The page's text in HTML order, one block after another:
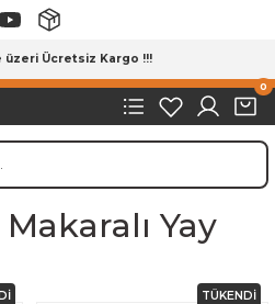
üzeri Ücretsiz Kargo !!!
0
Yay
TÜKENDİ